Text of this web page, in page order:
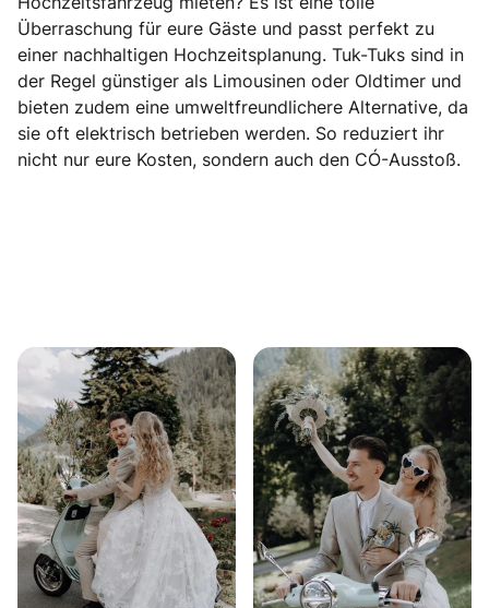
Überraschung für eure Gäste und passt perfekt zu
einer nachhaltigen Hochzeitsplanung. Tuk-Tuks sind in
der Regel günstiger als Limousinen oder Oldtimer und
bieten zudem eine umweltfreundlichere Alternative, da
sie oft elektrisch betrieben werden. So reduziert ihr
nicht nur eure Kosten, sondern auch den CO₂-Ausstoß.